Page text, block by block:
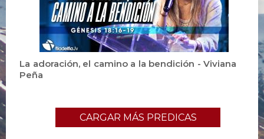
La adoración, el camino a la bendición - Viviana
Peña
CARGAR MÁS PREDICAS